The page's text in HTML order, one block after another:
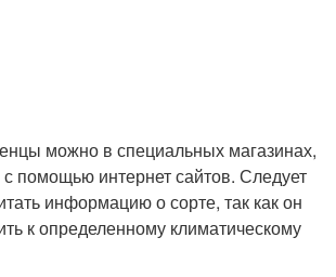
можно в специальных магазинах,
с помощью интернет сайтов. Следует
информацию о сорте, так как он
к определенному климатическому